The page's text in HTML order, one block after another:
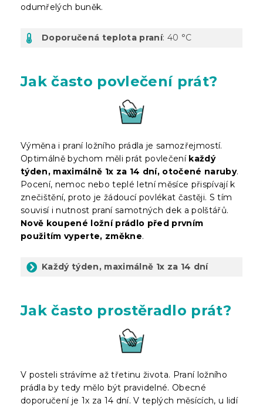
odumřelých buněk.
Doporučená teplota praní: 40 °C
Jak často povlečení prát?
Výměna i praní ložního prádla je samozřejmostí.
Optimálně bychom měli prát povlečení každý
týden, maximálně 1x za 14 dní, otočené naruby.
Pocení, nemoc nebo teplé letní měsíce přispívají k
znečištění, proto je žádoucí povlékat častěji. S tím
souvisí i nutnost praní samotných dek a polštářů.
Nově koupené ložní prádlo před prvním
použitím vyperte, změkne.
Každý týden, maximálně 1x za 14 dní
Jak často prostěradlo prát?
V posteli strávíme až třetinu života. Praní ložního
prádla by tedy mělo být pravidelné. Obecné
doporučení je 1x za 14 dní. V teplých měsících, u lidí